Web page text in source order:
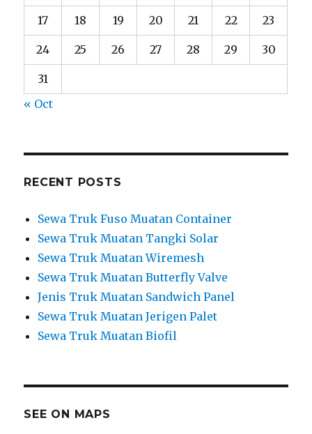
17 18 19 20 21 22 23
24 25 26 27 28 29 30
31
« Oct
RECENT POSTS
Sewa Truk Fuso Muatan Container
Sewa Truk Muatan Tangki Solar
Sewa Truk Muatan Wiremesh
Sewa Truk Muatan Butterfly Valve
Jenis Truk Muatan Sandwich Panel
Sewa Truk Muatan Jerigen Palet
Sewa Truk Muatan Biofil
SEE ON MAPS